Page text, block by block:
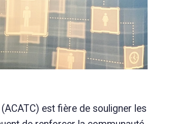
est fière de souligner les